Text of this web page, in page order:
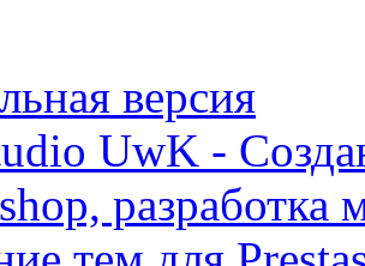
версия
UwK -
разработка